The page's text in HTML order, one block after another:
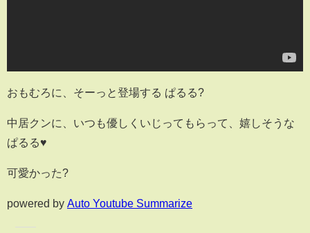
おもむろに、そーっと登場する ぱるる?
中居クンに、いつも優しくいじってもらって、嬉しそうな
ぱるる♥️
可愛かった?
powered by Auto Youtube Summarize